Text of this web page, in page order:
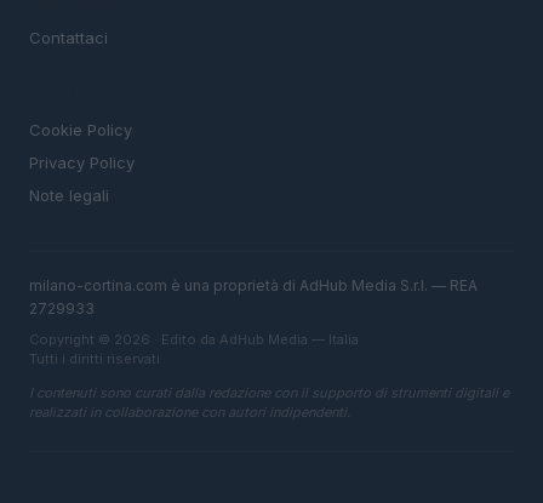
Contattaci
Cookie Policy
Privacy Policy
Note legali
milano-cortina.com è una proprietà di AdHub Media S.r.l. — REA
2729933
Copyright © 2026 · Edito da AdHub Media — Italia
Tutti i diritti riservati
I contenuti sono curati dalla redazione con il supporto di strumenti digitali e
realizzati in collaborazione con autori indipendenti.